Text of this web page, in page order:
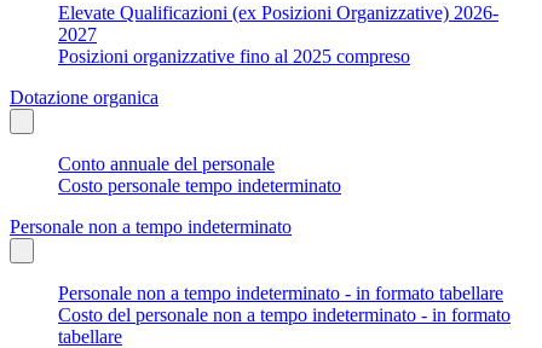
Elevate Qualificazioni (ex Posizioni Organizzative) 2026-
2027
Posizioni organizzative fino al 2025 compreso
Dotazione organica
Conto annuale del personale
Costo personale tempo indeterminato
Personale non a tempo indeterminato
Personale non a tempo indeterminato - in formato tabellare
Costo del personale non a tempo indeterminato - in formato
tabellare